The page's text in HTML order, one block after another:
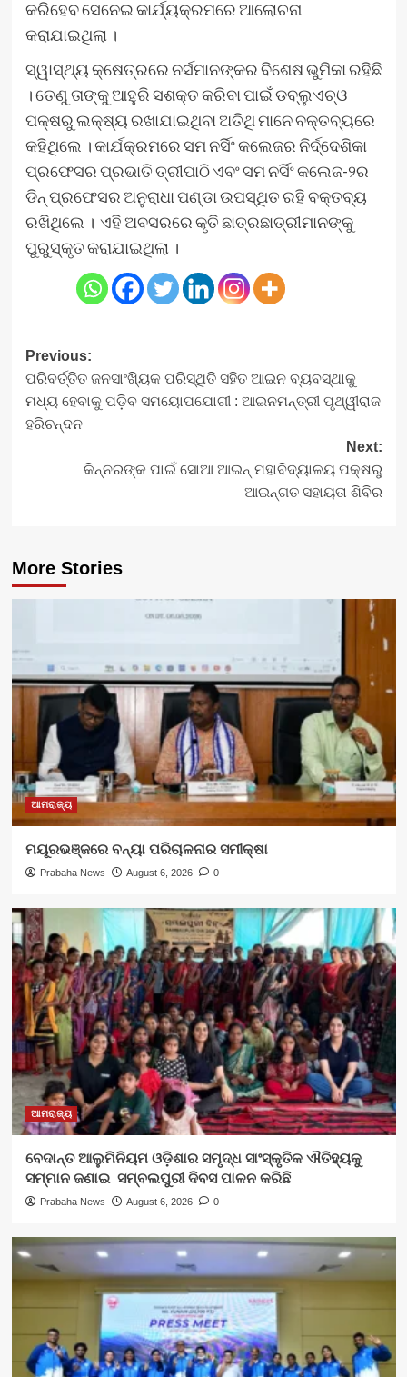
କରିହେବ ସେନେଇ କାର୍ଯ୍ୟକ୍ରମରେ ଆଲୋଚନା
କରାଯାଇଥିଲା ।
ସ୍ୱାସ୍ଥ୍ୟ କ୍ଷେତ୍ରରେ ନର୍ସମାନଙ୍କର ବିଶେଷ ଭୁମିକା ରହିଛି
। ତେଣୁ ତାଙ୍କୁ ଆହୁରି ସଶକ୍ତ କରିବା ପାଇଁ ଡବ୍ଲୁଏଚ୍‌ଓ
ପକ୍ଷରୁ ଲକ୍ଷ୍ୟ ରଖାଯାଇଥିବା ଅତିଥି ମାନେ ବକ୍ତବ୍ୟରେ
କହିଥିଲେ । କାର୍ଯକ୍ରମରେ ସମ ନର୍ସିଂ କଲେଜର ନିର୍ଦ୍ଦେଶିକା
ପ୍ରଫେସର ପ୍ରଭାତି ତ୍ରୀପାଠି ଏବଂ ସମ ନର୍ସିଂ କଲେଜ-୨ର
ଡିନ୍ ପ୍ରଫେସର ଅନୁରାଧା ପଣ୍ଡା ଉପସ୍ଥିତ ରହି ବକ୍ତବ୍ୟ
ରଖିଥିଲେ । ଏହି ଅବସରରେ କୃତି ଛାତ୍ରଛାତ୍ରୀମାନଙ୍କୁ
ପୁରୁସ୍କୃତ କରାଯାଇଥିଲା ।
Post
navigation
Previous:
ପରିବର୍ତ୍ତିତ ଜନସାଂଖ୍ୟିକ ପରିସ୍ଥିତି ସହିତ ଆଇନ ବ୍ୟବସ୍ଥାକୁ
ମଧ୍ୟ ହେବାକୁ ପଡ଼ିବ ସମୟୋପଯୋଗୀ : ଆଇନମନ୍ତ୍ରୀ ପୃଥ୍ୱୀରାଜ
ହରିଚନ୍ଦନ
Next:
କିନ୍ନରଙ୍କ ପାଇଁ ସୋଆ ଆଇନ୍ ମହାବିଦ୍ୟାଳୟ ପକ୍ଷରୁ
ଆଇନ୍‌ଗତ ସହାୟତା ଶିବିର
More Stories
ଆମରାଜ୍ୟ
ମୟୂରଭଞ୍ଜରେ ବନ୍ୟା ପରିଚାଳନାର ସମୀକ୍ଷା
Prabaha News August 6, 2026 0
ଆମରାଜ୍ୟ
ବେଦାନ୍ତ ଆଲୁମିନିୟମ ଓଡ଼ିଶାର ସମୃଦ୍ଧ ସାଂସ୍କୃତିକ ଐତିହ୍ୟକୁ
ସମ୍ମାନ ଜଣାଇ ସମ୍ବଲପୁରୀ ଦିବସ ପାଳନ କରିଛି
Prabaha News August 6, 2026 0